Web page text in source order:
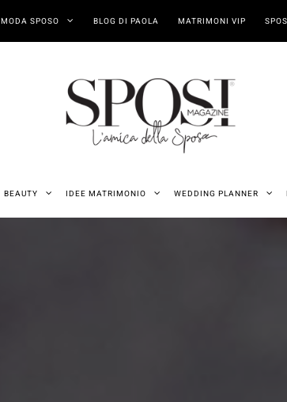
MODA SPOSO BLOG DI PAOLA MATRIMONI VIP
BEAUTY IDEE MATRIMONIO WEDDING PLANNER